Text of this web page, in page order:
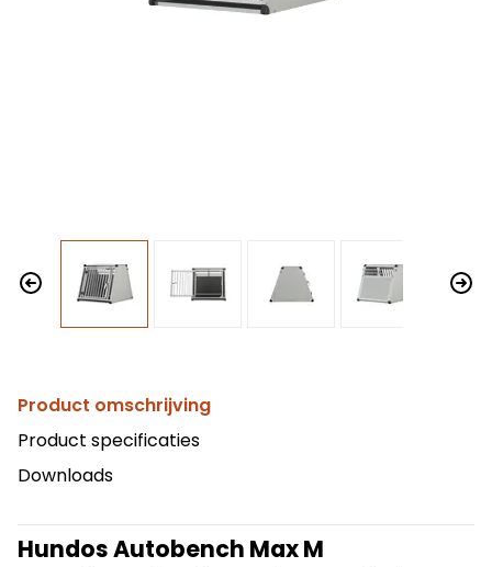
Product omschrijving
Product specificaties
Downloads
Hundos Autobench Max M